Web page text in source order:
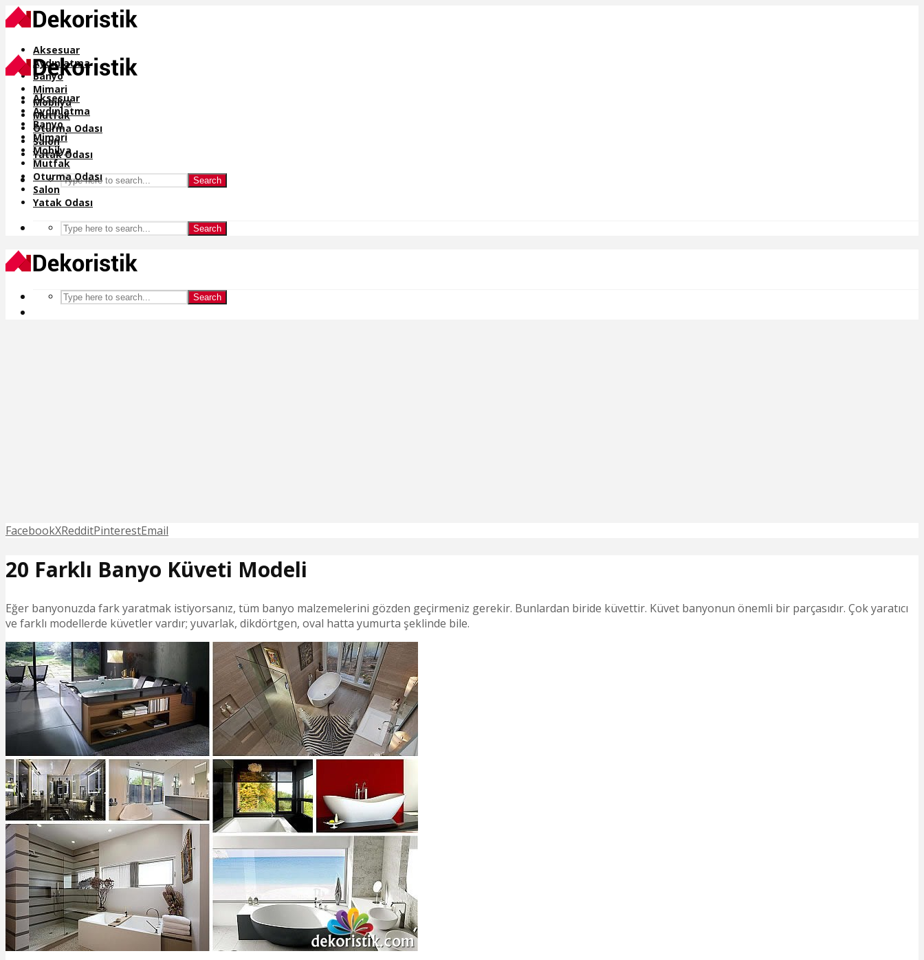
Aksesuar
Aydınlatma
Banyo
Mimari
Mobilya
Mutfak
Oturma Odası
Salon
Yatak Odası
Search
Aksesuar
Aydınlatma
Banyo
Mimari
Mobilya
Mutfak
Oturma Odası
Salon
Yatak Odası
Search
Search
FacebookXRedditPinterestEmail
20 Farklı Banyo Küveti Modeli
Eğer banyonuzda fark yaratmak istiyorsanız, tüm banyo malzemelerini gözden geçirmeniz gerekir. Bunlardan biride küvettir. Küvet banyonun önemli bir parçasıdır. Çok yaratıcı
ve farklı modellerde küvetler vardır; yuvarlak, dikdörtgen, oval hatta yumurta şeklinde bile.